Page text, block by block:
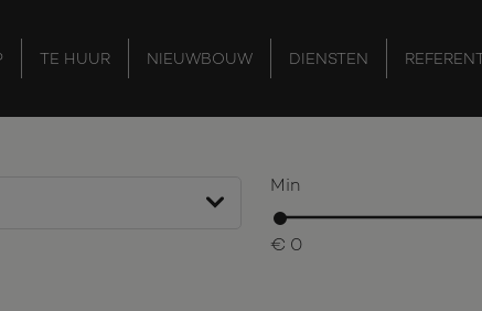
TE HUUR NIEUWBOUW DIENSTEN
Min
€ 0